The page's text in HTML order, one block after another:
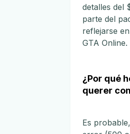
detalles del
parte del
reflejarse
GTA Online.
¿Por qué
querer
Es